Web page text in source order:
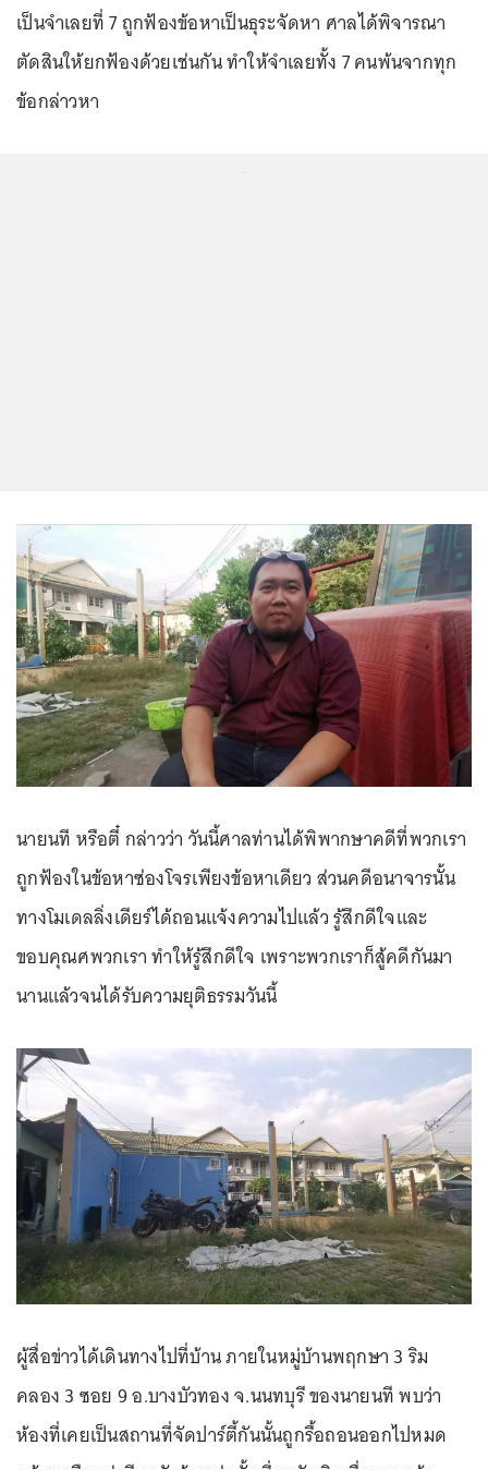
เป็นจำเลยที่ 7 ถูกฟ้องข้อหาเป็นธุระจัดหา ศาลได้พิจารณา
ตัดสินให้ยกฟ้องด้วยเช่นกัน ทำให้จำเลยทั้ง 7 คนพ้นจากทุก
ข้อกล่าวหา
นายนที หรือตี๋ กล่าวว่า วันนี้ศาลท่านได้พิพากษาคดีที่พวกเรา
ถูกฟ้องในข้อหาซ่องโจรเพียงข้อหาเดียว ส่วนคดีอนาจารนั้น
ทางโมเดลลิ่งเดียร์ได้ถอนแจ้งความไปแล้ว รู้สึกดีใจและ
ขอบคุณศพวกเรา ทำให้รู้สึกดีใจ เพราะพวกเราก็สู้คดีกันมา
นานแล้วจนได้รับความยุติธรรมวันนี้
ผู้สื่อข่าวได้เดินทางไปที่บ้าน ภายในหมู่บ้านพฤกษา 3 ริม
คลอง 3 ซอย 9 อ.บางบัวทอง จ.นนทบุรี ของนายนที พบว่า
ห้องที่เคยเป็นสถานที่จัดปาร์ตี้กันนั้นถูกรื้อถอนออกไปหมด